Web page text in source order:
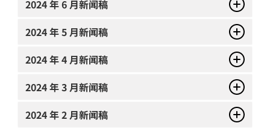
2024 年 6 月新闻稿
2024 年 5 月新闻稿
2024 年 4 月新闻稿
2024 年 3 月新闻稿
2024 年 2 月新闻稿